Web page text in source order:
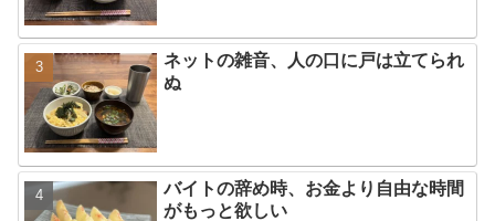
ネットの雑音、人の口に戸は立てられ
ぬ
バイトの辞め時、お金より自由な時間
がもっと欲しい